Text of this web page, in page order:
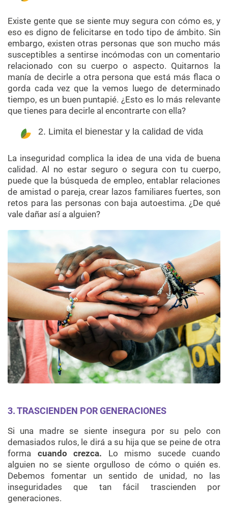
Existe gente que se siente muy segura con cómo es, y
eso es digno de felicitarse en todo tipo de ámbito. Sin
embargo, existen otras personas que son mucho más
susceptibles a sentirse incómodas con un comentario
relacionado con su cuerpo o aspecto. Quitarnos la
manía de decirle a otra persona que está más flaca o
gorda cada vez que la vemos luego de determinado
tiempo, es un buen puntapié. ¿Esto es lo más relevante
que tienes para decirle al encontrarte con ella?
2. Limita el bienestar y la calidad de vida
La inseguridad complica la idea de una vida de buena
calidad. Al no estar seguro o segura con tu cuerpo,
puede que la búsqueda de empleo, entablar relaciones
de amistad o pareja, crear lazos familiares fuertes, son
retos para las personas con baja autoestima. ¿De qué
vale dañar así a alguien?
3. TRASCIENDEN POR GENERACIONES
Si una madre se siente insegura por su pelo con
demasiados rulos, le dirá a su hija que se peine de otra
forma cuando crezca. Lo mismo sucede cuando
alguien no se siente orgulloso de cómo o quién es.
Debemos fomentar un sentido de unidad, no las
inseguridades que tan fácil trascienden por
generaciones.